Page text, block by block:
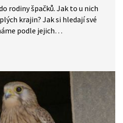
rodiny špačků. Jak to u nich
krajin? Jak si hledají své
podle jejich